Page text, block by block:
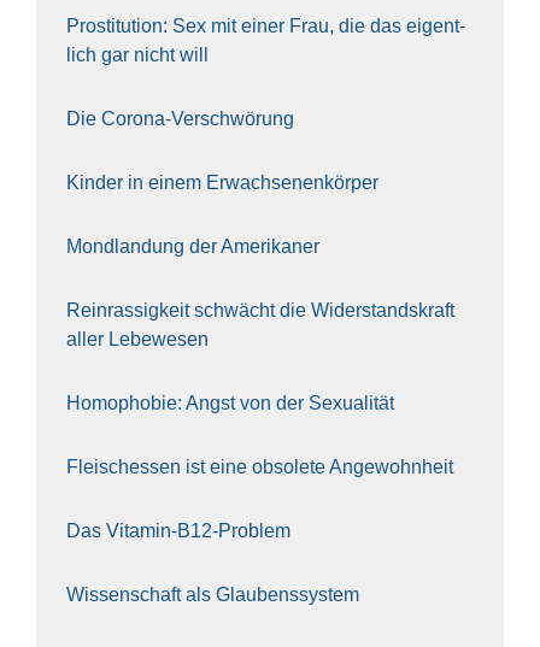
Pro­sti­tu­ti­on: Sex mit einer Frau, die das eigent­
lich gar nicht will
Die Coro­na-Ver­schwö­rung
Kin­der in einem Erwach­se­nen­kör­per
Mond­lan­dung der Ame­ri­ka­ner
Rein­ras­sig­keit schwächt die Wider­stands­kraft
aller Lebe­we­sen
Homo­pho­bie: Angst von der Sexua­li­tät
Fleisch­essen ist eine obso­le­te An‍ge‍wohn‍heit
Das Vit­amin-B12-Pro­blem
Wis­sen­schaft als Glau­bens­sys­tem